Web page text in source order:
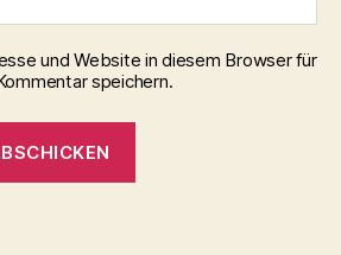
und Website in diesem Browser für
speichern.